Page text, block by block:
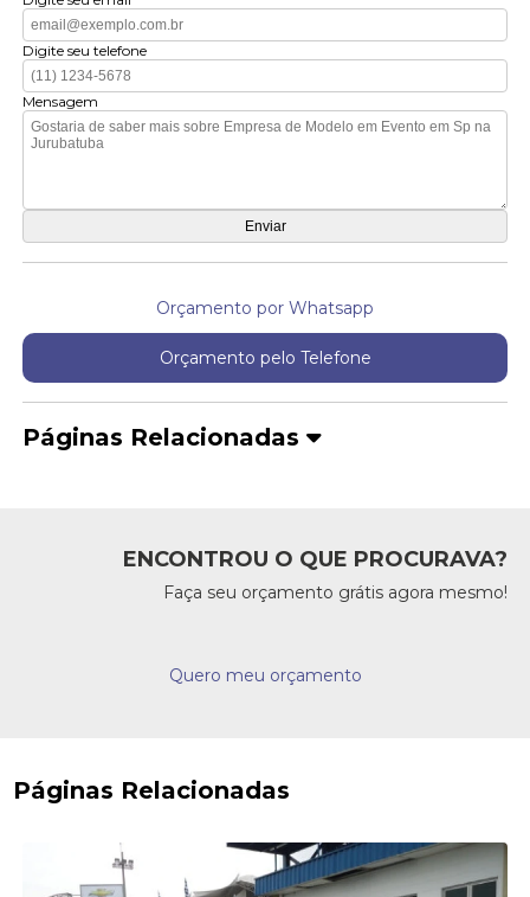
Digite seu telefone
Mensagem
Orçamento por Whatsapp
Orçamento pelo Telefone
Páginas Relacionadas
ENCONTROU O QUE PROCURAVA?
Faça seu orçamento grátis agora mesmo!
Quero meu orçamento
Páginas Relacionadas